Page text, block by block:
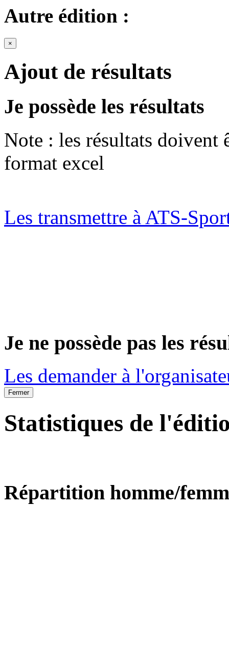
Autre édition :
×
Ajout de résultats
Je possède les résultats
Note : les résultats doivent
format excel
Les transmettre à ATS-
Je ne possède pas les
Les demander à
Fermer
Statistiques de
Répartition homme/